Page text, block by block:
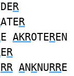
R
ATER
E AKROTEREN
ER
RR ANKNURRE